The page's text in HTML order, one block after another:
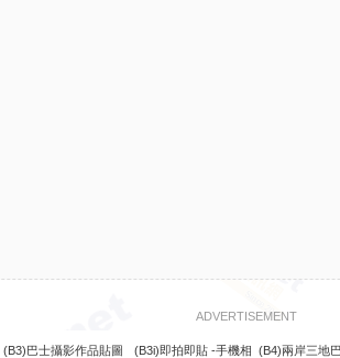
ADVERTISEMENT
(B3)巴士攝影作品貼圖
(B3i)即拍即貼 -手機相 (B4)兩岸三地